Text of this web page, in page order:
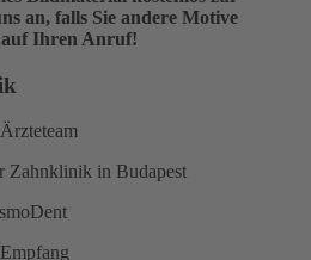
an, falls Sie andere Motive
auf Ihren Anruf!
Zahnklinik in Budapest